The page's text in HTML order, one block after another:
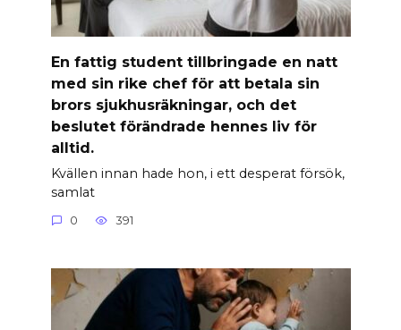
En fattig student tillbringade en natt
med sin rike chef för att betala sin
brors sjukhusräkningar, och det
beslutet förändrade hennes liv för
alltid.
Kvällen innan hade hon, i ett desperat försök,
samlat
0 391